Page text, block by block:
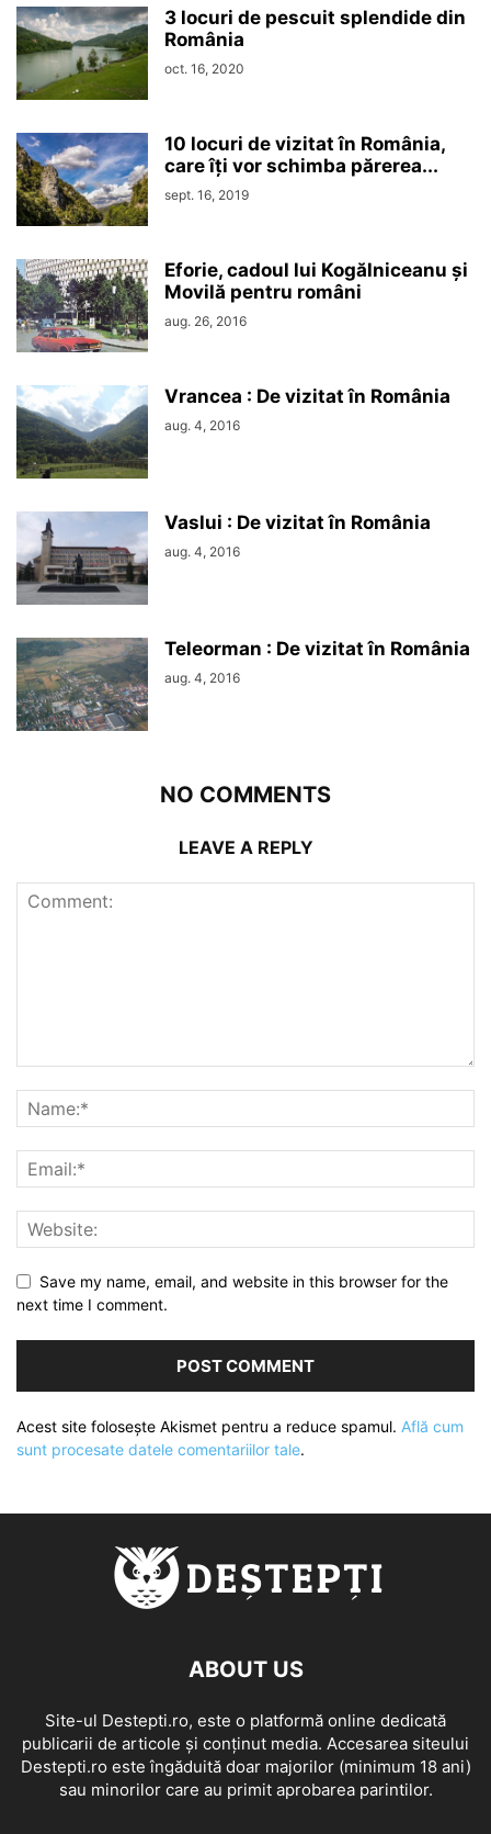
3 locuri de pescuit splendide din
România
oct. 16, 2020
10 locuri de vizitat în România,
care îți vor schimba părerea...
sept. 16, 2019
Eforie, cadoul lui Kogălniceanu și
Movilă pentru români
aug. 26, 2016
Vrancea : De vizitat în România
aug. 4, 2016
Vaslui : De vizitat în România
aug. 4, 2016
Teleorman : De vizitat în România
aug. 4, 2016
NO COMMENTS
LEAVE A REPLY
Save my name, email, and website in this browser for the
next time I comment.
Acest site folosește Akismet pentru a reduce spamul. Află cum
sunt procesate datele comentariilor tale.
ABOUT US
Site-ul Destepti.ro, este o platformă online dedicată
publicarii de articole și conținut media. Accesarea siteului
Destepti.ro este îngăduită doar majorilor (minimum 18 ani)
sau minorilor care au primit aprobarea parintilor.